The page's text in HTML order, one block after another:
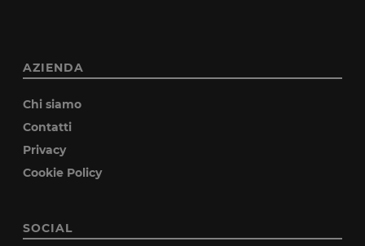
AZIENDA
Chi siamo
Contatti
Privacy
Cookie Policy
SOCIAL